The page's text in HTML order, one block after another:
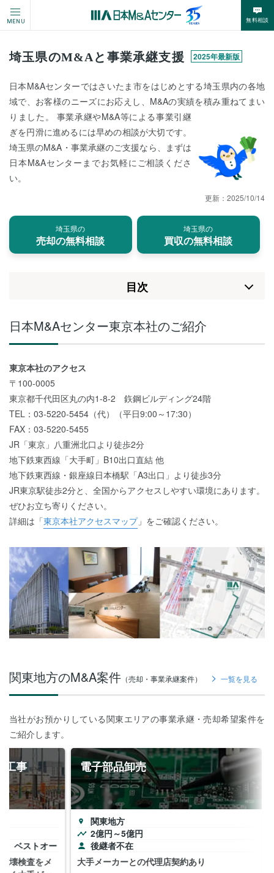
MENU 無料相談
埼玉県のM&Aと事業承継支援 2025年最新版
日本M&Aセンターではさいたま市をはじめとする埼玉県内の各地
域で、お客様のニーズにお応えし、M&Aの実績を積み重ねてまい
りました。 事業承継やM&A等による事業引継
ぎを円滑に進めるには早めの相談が大切です。
埼玉県のM&A・事業承継のご支援なら、まずは
日本M&Aセンターまでお気軽にご相談くださ
い。
更新： 2025/10/14
埼玉県の
売却の無料相談
埼玉県の
買収の無料相談
⽬次
日本M&Aセンター東京本社のご紹介
東京本社のアクセス
〒100-0005
東京都千代田区丸の内1-8-2 鉃鋼ビルディング24階
TEL：03-5220-5454（代）（平日9:00～17:30）
FAX：03-5220-5455
JR「東京」八重洲北口より徒歩2分
地下鉄東西線「大手町」B10出口直結 他
地下鉄東西線・銀座線日本橋駅「A3出口」より徒歩3分
JR東京駅徒歩2分と、全国からアクセスしやすい環境にあります。
ぜひお立ち寄りください。
詳細は「東京本社アクセスマップ」をご確認ください。
関東地方のM&A案件 （売却・事業承継案件） 一覧を見る
当社がお預かりしている関東エリアの事業承継・売却希望案件を
ご紹介します。
工事
、ベストオー
壊検査をメ
電子部品卸売
関東地方
2億円～5億円
後継者不在
大手メーカーとの代理店契約あり